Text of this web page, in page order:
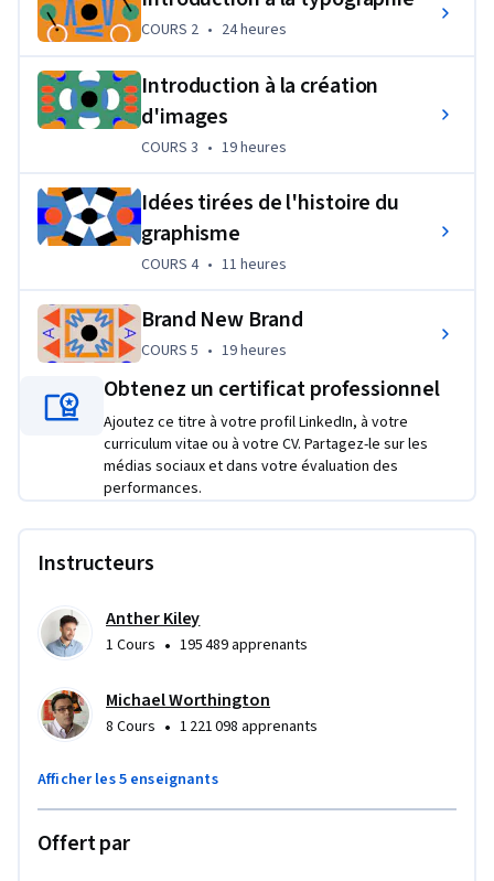
L'objectif de cette spécialisation est de doter les apprenants
d'un ensemble d'outils formels et conceptuels transférables
pour "faire et communiquer" dans le domaine du graphisme.
Cet ensemble de compétences de base permettra aux
apprenants d'entreprendre des études formelles en design
ultérieurs en design d'interface, en motion graphics et en
design éditorial.
COURS 2, 24 heures
COURS 2 • 24 heures
Introduction à la création
d'images
COURS 3 19 heures
COURS 3 • 19 heures
Idées tirées de l'histoire du
graphisme
COURS 4, 11 heures
COURS 4 • 11 heures
Brand New Brand
COURS 5 19 heures
COURS 5 • 19 heures
Obtenez un certificat professionnel
Ajoutez ce titre à votre profil LinkedIn, à votre
curriculum vitae ou à votre CV. Partagez-le sur les
médias sociaux et dans votre évaluation des
performances.
Instructeurs
Anther Kiley
1 Cours • 195 489 apprenants
Michael Worthington
8 Cours • 1 221 098 apprenants
Afficher les 5 enseignants
Offert par